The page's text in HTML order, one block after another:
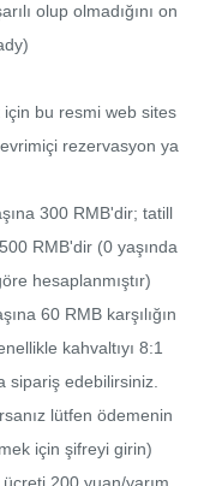
olup olmadığını on
için bu resmi web sites
rezervasyon ya
300 RMB'dir; tatill
RMB'dir (0 yaşında
hesaplanmıştır)
60 RMB karşılığın
kahvaltıyı 8:1
sipariş edebilirsiniz.
lütfen ödemenin
için şifreyi girin)